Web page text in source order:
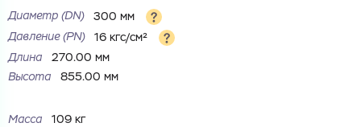
Cоглашаюсь на обработку
Cоглашаюсь на обработку
Файл с реквизитами огранизации (любой формат, макс. 20
Cоглашаюсь на обработку
Диаметр (DN)
300 мм
Давление (PN)
16 кгс/см²
Длина
270.00 мм
Высота
855.00 мм
Масса
109 кг